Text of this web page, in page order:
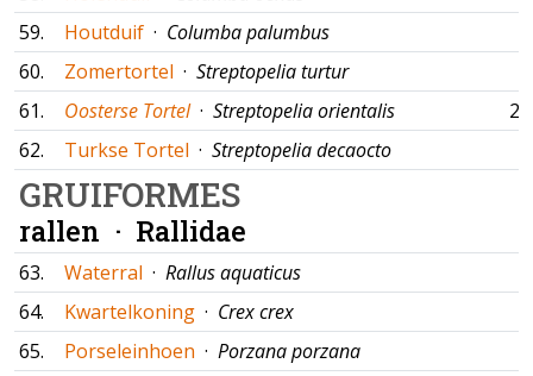
59.
Houtduif · Columba palumbus
60.
Zomertortel · Streptopelia turtur
61.
Oosterse Tortel · Streptopelia orientalis
62.
Turkse Tortel · Streptopelia decaocto
GRUIFORMES
rallen · Rallidae
63. Waterral · Rallus aquaticus
64.
Kwartelkoning · Crex crex
65.
Porseleinhoen · Porzana porzana